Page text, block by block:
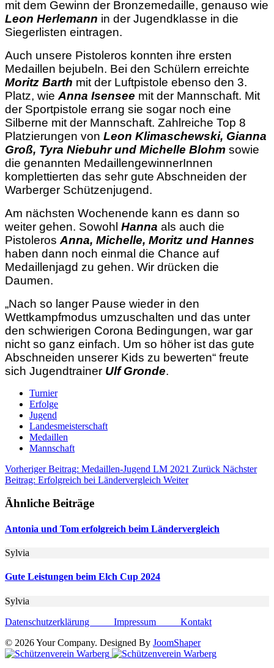
mit dem Gewinn der Bronzemedaille, genauso wie
Leon Herlemann in der Jugendklasse in die
Siegerlisten eintragen.
Auch unsere Pistoleros konnten ihre ersten
Medaillen bejubeln. Bei den Schülern erreichte
Moritz Barth mit der Luftpistole ebenso den 3.
Platz, wie Anna Isensee mit der Mannschaft. Mit
der Sportpistole errang sie sogar noch eine
Silberne mit der Mannschaft. Zahlreiche Top 8
Platzierungen von Leon Klimaschewski, Gianna
Groß, Tyra Niebuhr und Michelle Blohm sowie
die genannten MedaillengewinnerInnen
komplettierten das sehr gute Abschneiden der
Warberger Schützenjugend.
Am nächsten Wochenende kann es dann so
weiter gehen. Sowohl Hanna als auch die
Pistoleros Anna, Michelle, Moritz und Hannes
haben dann noch einmal die Chance auf
Medaillenjagd zu gehen. Wir drücken die
Daumen.
„Nach so langer Pause wieder in den
Wettkampfmodus umzuschalten und das unter
den schwierigen Corona Bedingungen, war gar
nicht so ganz einfach. Um so höher ist das gute
Abschneiden unserer Kids zu bewerten“ freute
sich Jugendtrainer Ulf Gronde.
Turnier
Erfolge
Jugend
Landesmeisterschaft
Medaillen
Mannschaft
Vorheriger Beitrag: Medaillen-Jugend LM 2021 Zurück Nächster
Beitrag: Erfolgreich bei Ländervergleich Weiter
Ähnliche Beiträge
Antonia und Tom erfolgreich beim Ländervergleich
Sylvia
Gute Leistungen beim Elch Cup 2024
Sylvia
Datenschutzerklärung Impressum Kontakt
© 2026 Your Company. Designed By JoomShaper